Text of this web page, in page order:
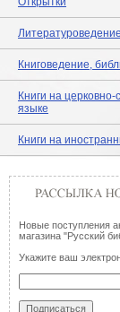
Литературоведение
Книговедение,
Книги на церковно-
языке
Книги на
Новые поступления
магазина "Русский
Укажите ваш